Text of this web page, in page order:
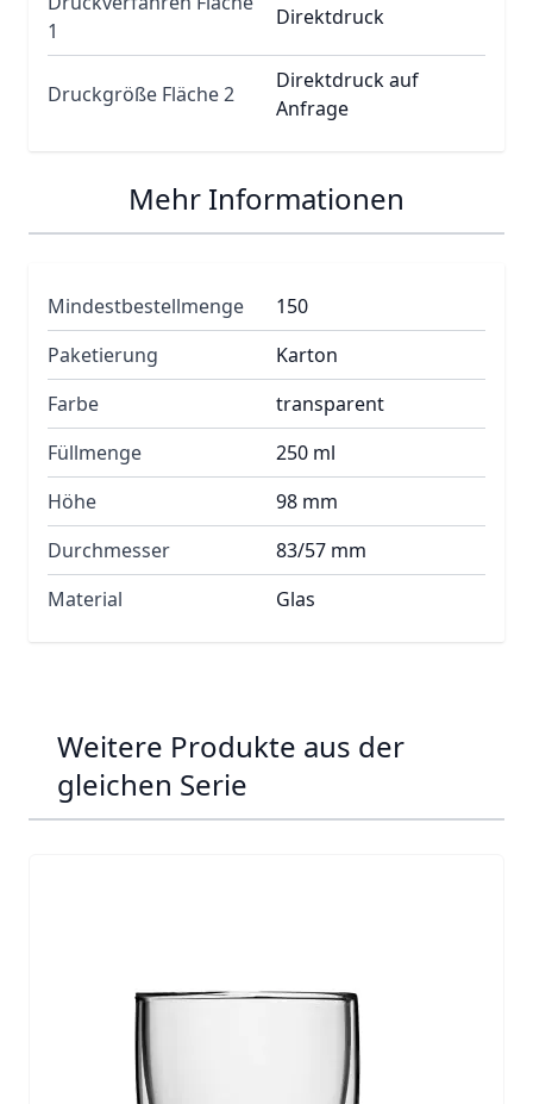
1
Direktdruck
Druckgröße Fläche 2
Direktdruck auf
Anfrage
Mehr Informationen
Mindestbestellmenge
150
Paketierung
Karton
Farbe
transparent
Füllmenge
250 ml
Höhe
98 mm
Durchmesser
83/57 mm
Material
Glas
Weitere Produkte aus der
gleichen Serie